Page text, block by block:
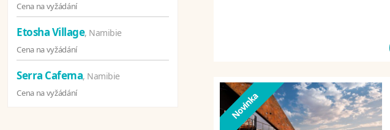
Cena na vyžádání
Etosha Village, Namibie
Cena na vyžádání
Serra Cafema, Namibie
Cena na vyžádání